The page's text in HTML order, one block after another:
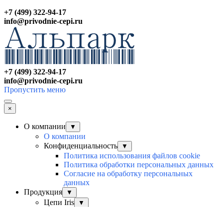
+7 (499) 322-94-17
info@privodnie-cepi.ru
+7 (499) 322-94-17
info@privodnie-cepi.ru
Пропустить меню
×
О компании ▼
О компании
Конфиденциальность
▼
Политика использования файлов cookie
Политика обработки персональных данных
Согласие на обработку персональных
данных
Продукция
▼
Цепи Iris ▼